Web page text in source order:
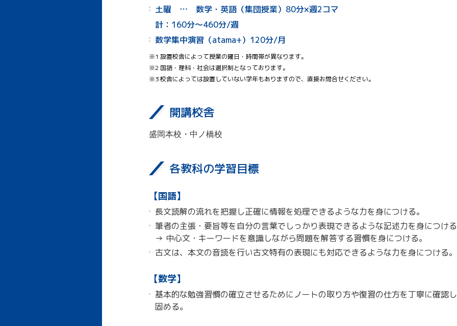
土曜 … 数学・英語（集団授業）80分×週2コマ
計：160分～460分/週
数学集中演習（atama+）120分/月
※1 設置校舎によって授業の曜日・時間帯が異なります。
※2 国語・理科・社会は選択制となっております。
※3 校舎によっては設置していない学年もありますので、直接お問合せください。
開講校舎
盛岡本校・中ノ橋校
各教科の学習目標
【国語】
長文読解の流れを把握し正確に情報を処理できるような力を身につける。
筆者の主張・要旨等を自分の言葉でしっかり表現できるような記述力を身につける
→ 中心文・キーワードを意識しながら問題を解答する習慣を身につける。
古文は、本文の音読を行い古文特有の表現にも対応できるような力を身につける。
【数学】
基本的な勉強習慣の確立させるためにノートの取り方や復習の仕方を丁寧に確認
固める。